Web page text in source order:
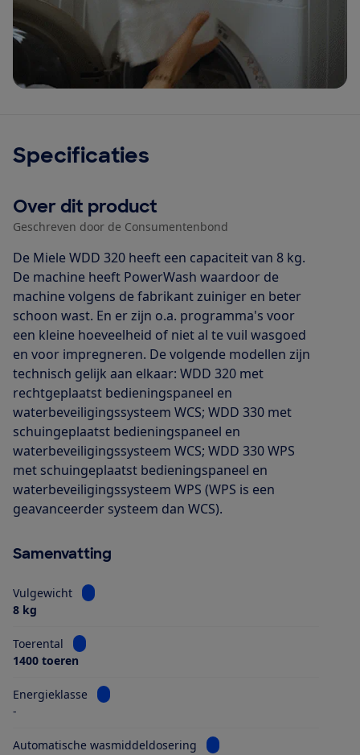
Specificaties
Over dit product
Geschreven door de Consumentenbond
De Miele WDD 320 heeft een capaciteit van 8 kg.
De machine heeft PowerWash waardoor de
machine volgens de fabrikant zuiniger en beter
schoon wast. En er zijn o.a. programma's voor
een kleine hoeveelheid of niet al te vuil wasgoed
en voor impregneren. De volgende modellen zijn
technisch gelijk aan elkaar: WDD 320 met
rechtgeplaatst bedieningspaneel en
waterbeveiligingssysteem WCS; WDD 330 met
schuingeplaatst bedieningspaneel en
waterbeveiligingssysteem WCS; WDD 330 WPS
met schuingeplaatst bedieningspaneel en
waterbeveiligingssysteem WPS (WPS is een
geavanceerder systeem dan WCS).
Samenvatting
Vulgewicht
Bekijk informatie voor Vulgewicht
8 kg
Toerental
Bekijk informatie voor Toerental
1400 toeren
Energieklasse
Bekijk informatie voor Energieklasse
-
Automatische wasmiddeldosering Bekijk informatie voor